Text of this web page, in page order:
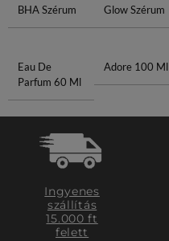
BHA Szérum Glow Szérum
Eau De
Parfum 60 Ml
Adore 100 Ml
Ingyenes
szállítás
15.000 ft
felett